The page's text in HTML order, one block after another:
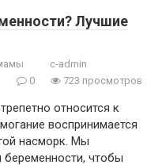
Лучшие
c-admin
0
723 просмотров
относится к
воспринимается
насморк. Мы
чтобы